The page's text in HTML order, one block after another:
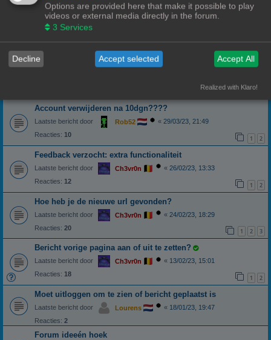
Reacties:17 1
Richtlijnen voor professionele verkoop feedback
Banditoz
Reacties:
bijlage draaien
Account verwijderen na 10dgn????
Laatste bericht door Rob52 « 29/03/23, 21:49
Reacties: 10 1 2
Feedback verzocht: extra functionaliteit
Laatste bericht door Ch3vr0n « 26/02/23, 13:33
Reacties: 12 1 2
Hoe heb je de nieuwe url gevonden?
Laatste bericht door Ch3vr0n « 24/02/23, 18:29
Reacties: 20 1 2 3
Bericht vorige pagina aan of uit te zetten?
Laatste bericht door Ch3vr0n « 13/02/23, 15:01
Reacties: 18 1 2
Moet uitloggen om te zien of bericht geplaatst is
Laatste bericht door Lourens « 18/01/23, 19:47
Reacties: 2
Forum ideeén hoek
Options are provided here that make it possible to play
videos or external media directly in the forum.
3 Services
Decline Accept selected Accept All
Realized with Klaro!